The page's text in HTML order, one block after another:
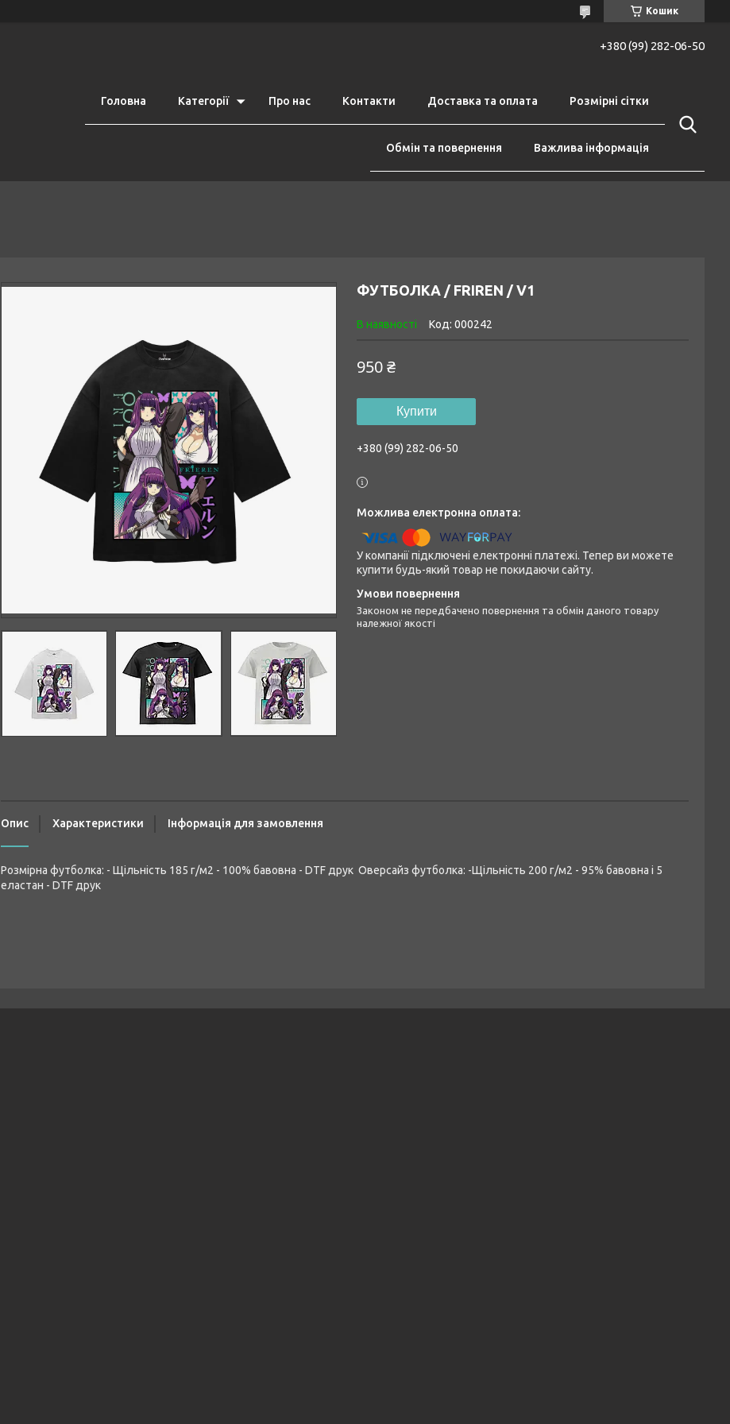
Кошик
+380 (99) 282-06-50
Головна Категорії Про нас Контакти Доставка та оплата Розмірні сітки
Обмін та повернення Важлива інформація
ФУТБОЛКА / FRIREN / V1
В наявності Код: 000242
950 ₴
Купити
+380 (99) 282-06-50
У компанії підключені електронні платежі. Тепер ви можете
купити будь-який товар не покидаючи сайту.
Законом не передбачено повернення та обмін даного товару
належної якості
Опис Характеристики Інформація для замовлення
Розмірна футболка: - Щільність 185 г/м2 - 100% бавовна - DTF друк Оверсайз футболка: -Щільність 200 г/м2 - 95% бавовна і 5
еластан - DTF друк